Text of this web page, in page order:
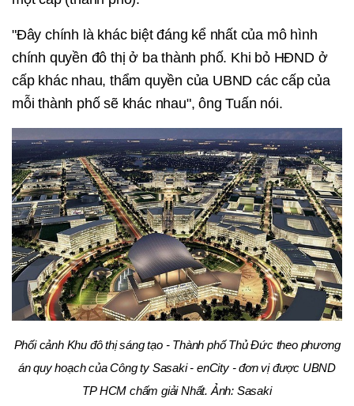
"Đây chính là khác biệt đáng kể nhất của mô hình
chính quyền đô thị ở ba thành phố. Khi bỏ HĐND ở
cấp khác nhau, thẩm quyền của UBND các cấp của
mỗi thành phố sẽ khác nhau", ông Tuấn nói.
Phối cảnh Khu đô thị sáng tạo - Thành phố Thủ Đức theo phương
án quy hoạch của Công ty Sasaki - enCity - đơn vị được UBND
TP HCM chấm giải Nhất. Ảnh: Sasaki